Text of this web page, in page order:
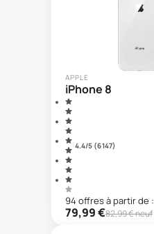
APPLE
iPhone 8
4.4/5 (6 147)
94 offresà partir de :
79,99€82,99€ neuf